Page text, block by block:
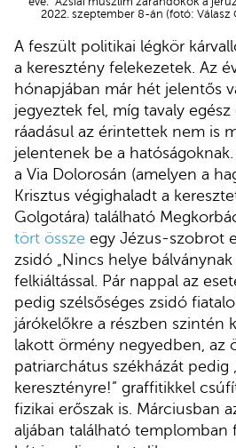
2022. szeptember 8-án (fotó: Válasz
A feszült politikai légkör
a keresztény felekezetek. Az
hónapjában már hét jelentős
jegyeztek fel, míg tavaly
ráadásul az érintettek nem is
jelentenek be a
a Via Dolorosán (amelyen a
Krisztus végighaladt a
Golgotára) található
tört össze egy Jézus-szobrot
zsidó „Nincs helye
felkiáltással. Pár nappal az
pedig szélsőséges zsidó
járókelőkre a részben szintén
lakott örmény negyedben, az
patriarchátus székházát pedig
keresztényre!” graffitikkel
fizikai erőszak is. Márciusban
aljában található templomban